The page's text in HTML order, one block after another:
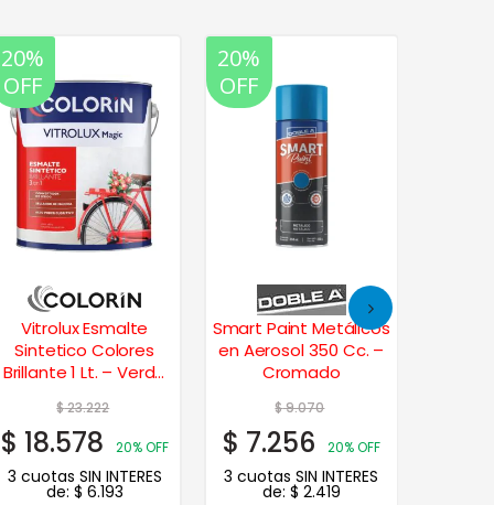
20%
OFF
Vitrolux Esmalte
Sintetico Colores
Brillante 1 Lt. – Verde
$23.222
$ 18.578 20% OFF
3 cuotas SIN INTERES
de: $ 6.193
20%
OFF
Smart Paint Metálicos
en Aerosol 350 Cc. –
Cromado
$9.070
$ 7.256 20% OFF
3 cuotas SIN INTERES
de: $ 2.419